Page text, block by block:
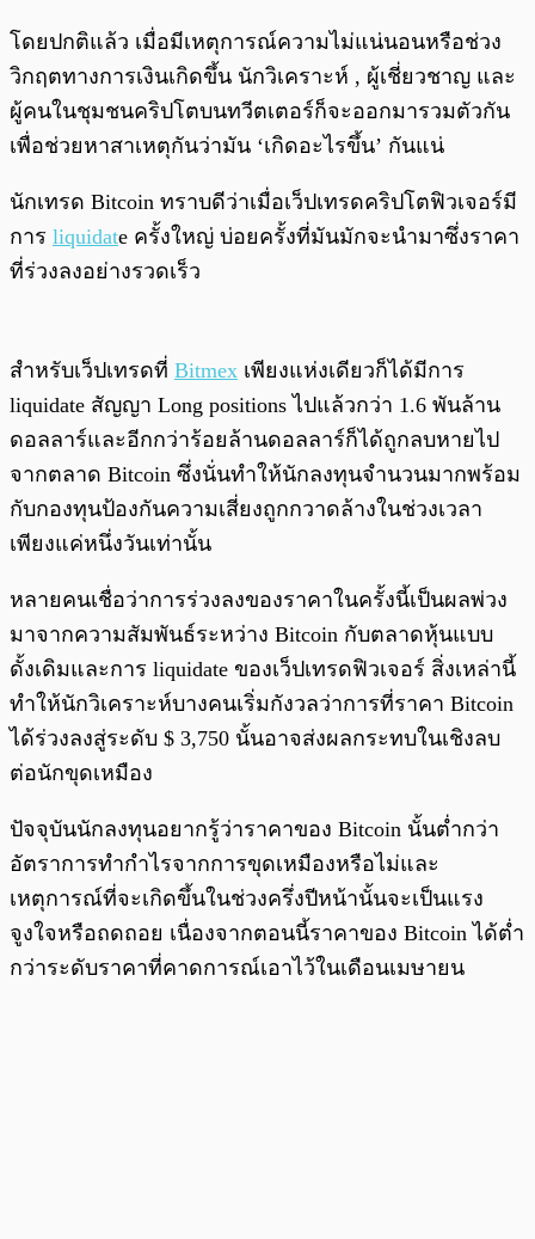
โดยปกติแล้ว เมื่อมีเหตุการณ์ความไม่แน่นอนหรือช่วง
วิกฤตทางการเงินเกิดขึ้น นักวิเคราะห์ , ผู้เชี่ยวชาญ และ
ผู้คนในชุมชนคริปโตบนทวีตเตอร์ก็จะออกมารวมตัวกัน
เพื่อช่วยหาสาเหตุกันว่ามัน ‘เกิดอะไรขึ้น’ กันแน่
นักเทรด Bitcoin ทราบดีว่าเมื่อเว็ปเทรดคริปโตฟิวเจอร์มี
การ liquidate ครั้งใหญ่ บ่อยครั้งที่มันมักจะนำมาซึ่งราคา
ที่ร่วงลงอย่างรวดเร็ว
สำหรับเว็ปเทรดที่ Bitmex เพียงแห่งเดียวก็ได้มีการ
liquidate สัญญา Long positions ไปแล้วกว่า 1.6 พันล้าน
ดอลลาร์และอีกกว่าร้อยล้านดอลลาร์ก็ได้ถูกลบหายไป
จากตลาด Bitcoin ซึ่งนั่นทำให้นักลงทุนจำนวนมากพร้อม
กับกองทุนป้องกันความเสี่ยงถูกกวาดล้างในช่วงเวลา
เพียงแค่หนึ่งวันเท่านั้น
หลายคนเชื่อว่าการร่วงลงของราคาในครั้งนี้เป็นผลพ่วง
มาจากความสัมพันธ์ระหว่าง Bitcoin กับตลาดหุ้นแบบ
ดั้งเดิมและการ liquidate ของเว็ปเทรดฟิวเจอร์ สิ่งเหล่านี้
ทำให้นักวิเคราะห์บางคนเริ่มกังวลว่าการที่ราคา Bitcoin
ได้ร่วงลงสู่ระดับ $ 3,750 นั้นอาจส่งผลกระทบในเชิงลบ
ต่อนักขุดเหมือง
ปัจจุบันนักลงทุนอยากรู้ว่าราคาของ Bitcoin นั้นต่ำกว่า
อัตราการทำกำไรจากการขุดเหมืองหรือไม่และ
เหตุการณ์ที่จะเกิดขึ้นในช่วงครึ่งปีหน้านั้นจะเป็นแรง
จูงใจหรือถดถอย เนื่องจากตอนนี้ราคาของ Bitcoin ได้ต่ำ
กว่าระดับราคาที่คาดการณ์เอาไว้ในเดือนเมษายน